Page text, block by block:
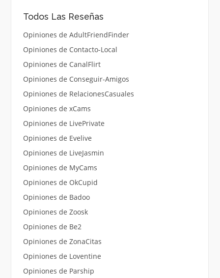
Todos Las Reseñas
Opiniones de AdultFriendFinder
Opiniones de Contacto-Local
Opiniones de CanalFlirt
Opiniones de Conseguir-Amigos
Opiniones de RelacionesCasuales
Opiniones de xCams
Opiniones de LivePrivate
Opiniones de Evelive
Opiniones de LiveJasmin
Opiniones de MyCams
Opiniones de OkCupid
Opiniones de Badoo
Opiniones de Zoosk
Opiniones de Be2
Opiniones de ZonaCitas
Opiniones de Loventine
Opiniones de Parship